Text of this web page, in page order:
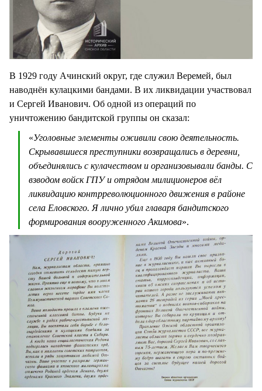
В 1929 году Ачинский округ, где служил Веремей, был
наводнён кулацкими бандами. В их ликвидации участвовал
и Сергей Иванович. Об одной из операций по
уничтожению бандитской группы он сказал:
«Уголовные элементы оживили свою деятельность.
Скрывавшиеся преступники возвращались в деревни,
объединялись с кулачеством и организовывали банды. С
взводом войск ГПУ и отрядом милиционеров вёл
ликвидацию контрреволюционного движения в районе
села Еловского. Я лично убил главаря бандитского
формирования вооруженного Акимова».